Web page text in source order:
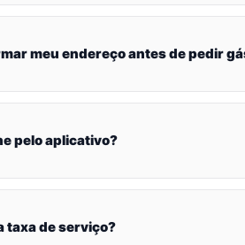
meu endereço antes de pedir
pelo aplicativo?
taxa de serviço?